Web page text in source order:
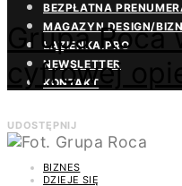
BEZPŁATNA
MAGAZYN DESIGN/
ŁAZIENKA.PRO
NEWSLETTER
KONTAKT
Grupa Roca
cyfrowej
UDOSTĘPNIJ
BIZNES
DZIEJE SIĘ